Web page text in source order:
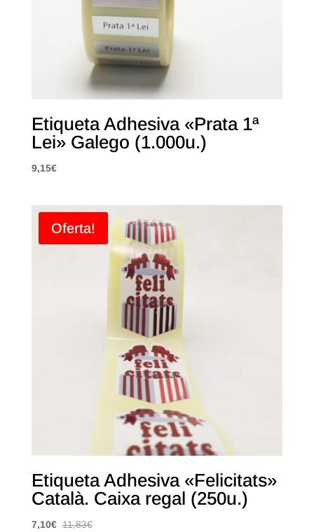
Etiqueta Adhesiva «Prata 1ª
Lei» Galego (1.000u.)
9,15€
Oferta!
Etiqueta Adhesiva «Felicitats»
Català. Caixa regal (250u.)
7,10€ 11,83€